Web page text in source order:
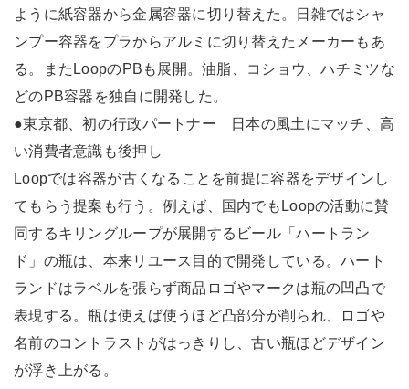
ように紙容器から金属容器に切り替えた。日雑ではシャ
ンプー容器をプラからアルミに切り替えたメーカーもあ
る。またLoopのPBも展開。油脂、コショウ、ハチミツな
どのPB容器を独自に開発した。
●東京都、初の行政パートナー 日本の風土にマッチ、高
い消費者意識も後押し
Loopでは容器が古くなることを前提に容器をデザインし
てもらう提案も行う。例えば、国内でもLoopの活動に賛
同するキリングループが展開するビール「ハートラン
ド」の瓶は、本来リユース目的で開発している。ハート
ランドはラベルを張らず商品ロゴやマークは瓶の凹凸で
表現する。瓶は使えば使うほど凸部分が削られ、ロゴや
名前のコントラストがはっきりし、古い瓶ほどデザイン
が浮き上がる。